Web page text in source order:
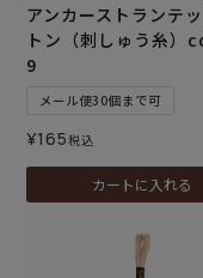
アンカーストランテ
トン（刺しゅう糸）
9
メール便30個まで可
¥165税込
カートに入れる